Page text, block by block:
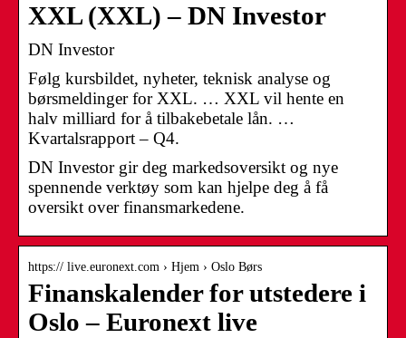
XXL (XXL) – DN Investor
DN Investor
Følg kursbildet, nyheter, teknisk analyse og
børsmeldinger for XXL. … XXL vil hente en
halv milliard for å tilbakebetale lån. …
Kvartalsrapport – Q4.
DN Investor gir deg markedsoversikt og nye
spennende verktøy som kan hjelpe deg å få
oversikt over finansmarkedene.
https:// live.euronext.com › Hjem › Oslo Børs
Finanskalender for utstedere i
Oslo – Euronext live